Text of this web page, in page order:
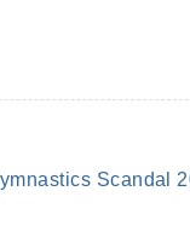
Scandal